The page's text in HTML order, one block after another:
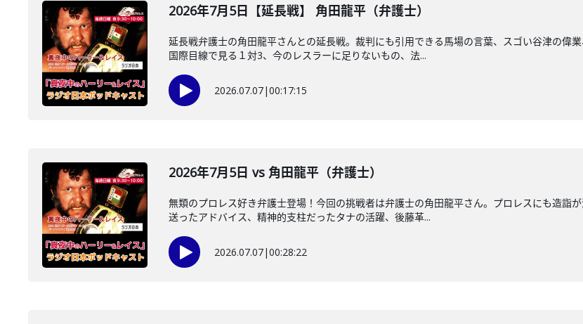
2026年7月5日【延長戦】 角田龍平（弁護士）
延長戦弁護士の角田龍平さんとの延長戦。裁判にも引用できる馬場の言葉、スゴい谷津の偉
国際目線で見る１対3、今のレスラーに足りないもの、法...
2026.07.07|00:17:15
2026年7月5日 vs 角田龍平（弁護士）
無類のプロレス好き弁護士登場！今回の挑戦者は弁護士の角田龍平さん。プロレスにも造詣
送ったアドバイス、精神的支柱だったタナの活躍、後藤革...
2026.07.07|00:28:22